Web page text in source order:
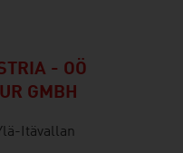
- OÖ
GMBH
Itävallan